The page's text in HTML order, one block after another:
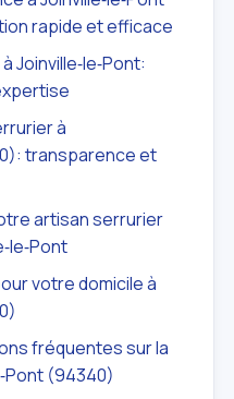
rapide et efficace
Joinville‑le‑Pont:
à
transparence et
artisan serrurier
votre domicile à
fréquentes sur la
(94340)